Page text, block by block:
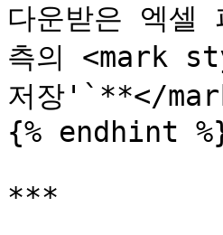
다운받은 엑셀
측의 <mark
저장'`**</
{% endhint
***